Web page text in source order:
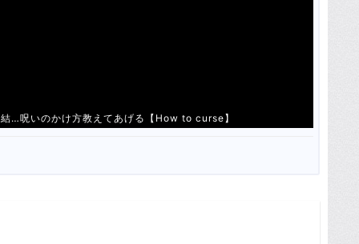
…呪いのかけ方教えてあげる【How to curse】